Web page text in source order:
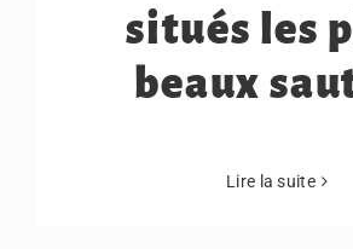
situés les
beaux
Lire la suite